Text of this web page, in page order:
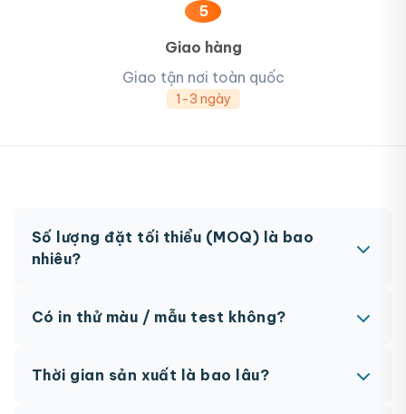
5
Giao hàng
Giao tận nơi toàn quốc
1-3 ngày
Số lượng đặt tối thiểu (MOQ) là bao
nhiêu?
đặc biệt có thể có MOQ khác nhau.
Có in thử màu / mẫu test không?
trà. Chi phí in thử sẽ được tính vào đơn hàng
Thời gian sản xuất là bao lâu?